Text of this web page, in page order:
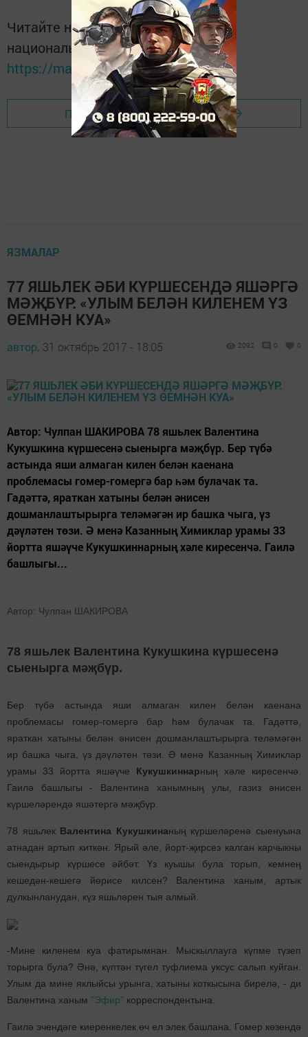
Читайте новости Татарстана в
национальном мессенджере MАХ:
https://max.ru/tatmedia
Перейти на страницу новости
ЯЗМАЛАР
77 ЯШЬЛЕК ӘБИ КҮРШЕСЕНДӘ ЯШӘРГӘ
МӘҖБҮР: «УЛЫМ БЕЛӘН КИЛЕНЕМ ҮЗ
ӨЕМНӘН КУА»
автор, 31 октябрь 2017 - 18:05 2092 0 0
Автор: Чулпан ШАКИРОВА 78 яшьлек Валентина
Кукушкина күршесенә сыенырга мәҗбүр. Бер түбә
астында яши алмаган килен белән каенана
проблемасы гомер-гомергә бар һәм булачак та.
Гадәттә, яраткан хатыны белән әнисен
дошманлаштырырга теләмәгән ир башка чыга, үз
дәүләтен төзи. Ә менә Казанның Химиклар урамы 33
йортта яшәүче Кукушкиннарның хәле киресенчә. Гаилә
башлыгы...
Автор: Чулпан ШАКИРОВА
78 яшьлек Валентина Кукушкина күршесенә
сыенырга мәҗбүр.
Бер түбә астында яши алмаган килен белән каенана
проблемасы гомер-гомергә бар һәм булачак та. Гадәттә,
яраткан хатыны белән әнисен дошманлаштырырга теләмәгән
ир башка чыга, үз дәүләтен төзи. Ә менә Казанның Химиклар
урамы 33 йортта яшәүче Кукушкиннарның хәле киресенчә.
Гаилә башлыгы - Валентина ханымның улы, газиз әнисен
күршеләрендә яшәтергә мәҗбүр.
78 яшьлек Валентина Кукушкинаның күршеләренә сыенуына
атнадан артып киткән. Ярый әле, йорт-җирсез калган карчыкны
сыендырыр күршесе әйбәт. Үз куышы була торып, кемнең
кешедән-кешегә йөрисе килсен? Валентина ханым, артык
дулкынланудан, күз яшьләрен тыя алмый.
-Мине киленем куа фатирымнан. Мыскыллауга күпме түзеп
торырга була? Әнә, күптән түгел туфлиема уксус салып куйган.
Улым да мине яклыйсы урынга, хатыны коткысына бирелә, - ди
Валентина ханым "Эфир" корреспондентына.
Гаилә эчендәге киеренкелек өч ел элек башлана. Гомер көзендә